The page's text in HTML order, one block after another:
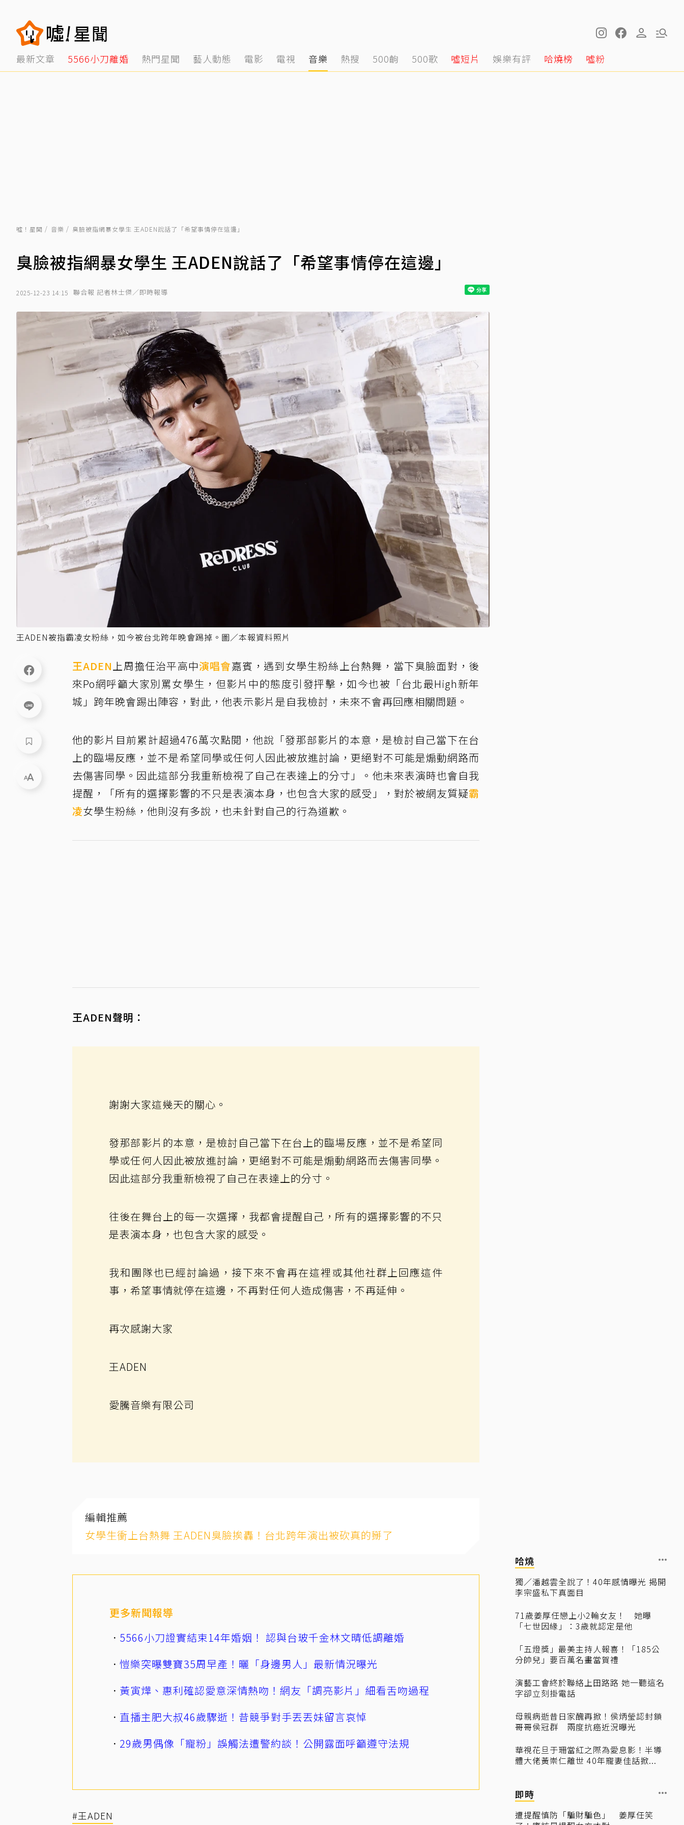
最新文章 5566小刀離婚 熱門星聞 藝人動態 電影 電視 音樂 熱搜 500齣 500歌 噓短片 娛樂有評 哈燒榜 噓粉
噓！星聞 音樂 臭臉被指網暴女學生 王ADEN說話了「希望事情停在這邊」
臭臉被指網暴女學生 王ADEN說話了「希望事情停在這邊」
2025-12-23 14:15 聯合報 記者林士傑／即時報導
王ADEN被指霸凌女粉絲，如今被台北跨年晚會踢掉。圖／本報資料照片
王ADEN上周擔任治平高中演唱會嘉賓，遇到女學生粉絲上台熱舞，當下臭臉面對，後
來Po網呼籲大家別罵女學生，但影片中的態度引發抨擊，如今也被「台北最High新年
城」跨年晚會踢出陣容，對此，他表示影片是自我檢討，未來不會再回應相關問題。
他的影片目前累計超過476萬次點閱，他說「發那部影片的本意，是檢討自己當下在台
上的臨場反應，並不是希望同學或任何人因此被放進討論，更絕對不可能是煽動網路而
去傷害同學。因此這部分我重新檢視了自己在表達上的分寸」。他未來表演時也會自我
提醒，「所有的選擇影響的不只是表演本身，也包含大家的感受」，對於被網友質疑霸
凌女學生粉絲，他則沒有多說，也未針對自己的行為道歉。
王ADEN聲明：
謝謝大家這幾天的關心。
發那部影片的本意，是檢討自己當下在台上的臨場反應，並不是希望同
學或任何人因此被放進討論，更絕對不可能是煽動網路而去傷害同學。
因此這部分我重新檢視了自己在表達上的分寸。
往後在舞台上的每一次選擇，我都會提醒自己，所有的選擇影響的不只
是表演本身，也包含大家的感受。
我和團隊也已經討論過，接下來不會再在這裡或其他社群上回應這件
事，希望事情就停在這邊，不再對任何人造成傷害，不再延伸。
再次感謝大家
王ADEN
愛騰音樂有限公司
編輯推薦
女學生衝上台熱舞 王ADEN臭臉挨轟！台北跨年演出被砍真的掰了
更多新聞報導
5566小刀證實結束14年婚姻！ 認與台玻千金林文晴低調離婚
愷樂突曝雙寶35周早產！曬「身邊男人」最新情況曝光
黃寅燁、惠利確認愛意深情熱吻！網友「調亮影片」細看舌吻過程
直播主肥大叔46歲驟逝！昔競爭對手丟丟妹留言哀悼
29歲男偶像「寵粉」誤觸法遭警約談！公開露面呼籲遵守法規
#王ADEN
哈燒
獨／潘越雲全說了！40年感情曝光 揭開
李宗盛私下真面目
71歲姜厚任戀上小2輪女友！ 她曝
「七世因緣」：3歲就認定是他
「五燈獎」最美主持人報喜！「185公
分帥兒」要百萬名畫當賀禮
演藝工會終於聯絡上田路路 她一聽這名
字卻立刻掛電話
母親病逝昔日家醜再掀！侯炳瑩認封鎖
哥哥侯冠群 兩度抗癌近況曝光
華視花旦于珊當紅之際為愛息影！半導
體大佬黃崇仁離世 40年寵妻佳話掀...
即時
遭提醒慎防「騙財騙色」 姜厚任笑